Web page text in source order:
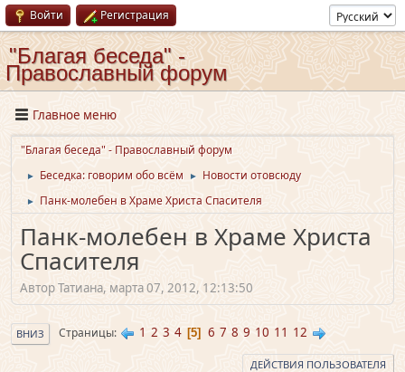
Войти Регистрация
"Благая беседа" -
Православный форум
Главное меню
"Благая беседа" - Православный форум
► Беседка: говорим обо всём ► Новости отовсюду
► Панк-молебен в Храме Христа Спасителя
Панк-молебен в Храме Христа
Спасителя
Автор Татиана, марта 07, 2012, 12:13:50
ВНИЗ Страницы 1 2 3 4 5 6 7 8 9 10 11 12
ДЕЙСТВИЯ ПОЛЬЗОВАТЕЛЯ